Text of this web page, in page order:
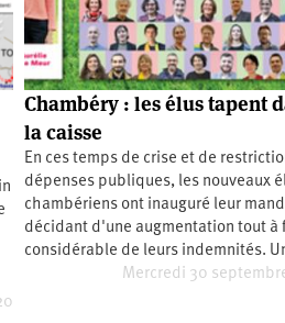
Expositions
Livres
Musique
Chambéry : les élus tapent
la caisse
En ces temps de crise et de
dépenses publiques, les nouveaux
chambériens ont inauguré leur
décidant d'une augmentation tout à
considérable de leurs indemnités.
Mercredi 30